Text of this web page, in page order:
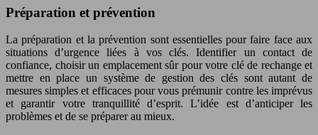
Préparation et prévention
La préparation et la prévention sont essentielles pour faire face aux
situations d’urgence liées à vos clés. Identifier un contact de
confiance, choisir un emplacement sûr pour votre clé de rechange et
mettre en place un système de gestion des clés sont autant de
mesures simples et efficaces pour vous prémunir contre les imprévus
et garantir votre tranquillité d’esprit. L’idée est d’anticiper les
problèmes et de se préparer au mieux.